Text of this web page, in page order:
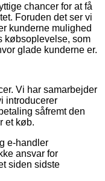
chancer for at få
Foruden det ser vi
kunderne mulighed
købsoplevelse, som
glade kunderne er.
Vi har samarbejder
introducerer
såfremt den
et køb.
e-handler
ansvar for
siden sidste